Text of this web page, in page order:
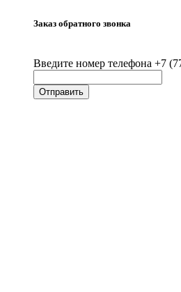
Заказ обратного звонка
Введите номер телефона +7
Отправить